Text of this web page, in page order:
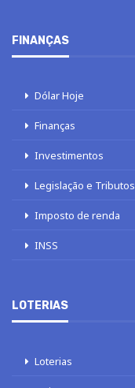
FINANÇAS
Dólar Hoje
Finanças
Investimentos
Legislação e Tributos
Imposto de renda
INSS
LOTERIAS
Loterias